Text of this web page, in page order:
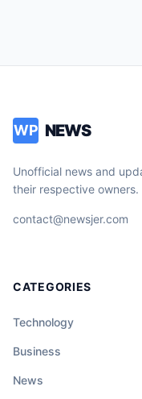
WP NEWS
Unofficial news and
their respective owners.
contact@newsjer.com
CATEGORIES
Technology
Business
News